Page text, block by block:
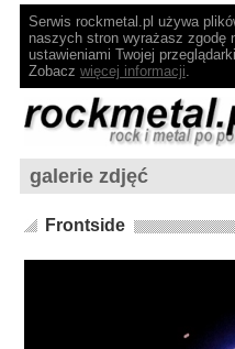
Serwis rockmetal.pl używa
naszych stron wyrażasz zgodę
ustawieniami Twojej
Zobacz więcej informacji.
galerie zdjęć
Frontside